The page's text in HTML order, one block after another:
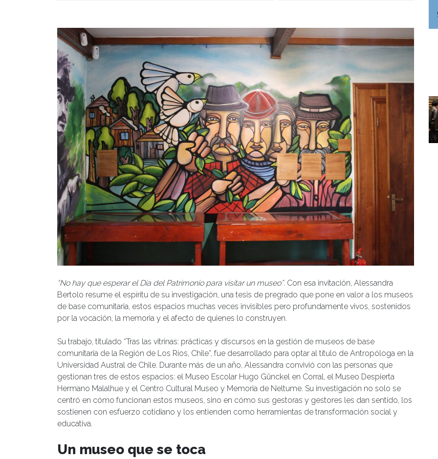
“No hay que esperar el Día del Patrimonio para visitar un museo”. Con esa invitación, Alessandra
Bertolo resume el espíritu de su investigación, una tesis de pregrado que pone en valor a los museos
de base comunitaria, estos espacios muchas veces invisibles pero profundamente vivos, sostenidos
por la vocación, la memoria y el afecto de quienes lo construyen.
Su trabajo, titulado “Tras las vitrinas: prácticas y discursos en la gestión de museos de base
comunitaria de la Región de Los Ríos, Chile”, fue desarrollado para optar al título de Antropóloga en la
Universidad Austral de Chile. Durante más de un año, Alessandra convivió con las personas que
gestionan tres de estos espacios: el Museo Escolar Hugo Günckel en Corral, el Museo Despierta
Hermano Malalhue y el Centro Cultural Museo y Memoria de Neltume. Su investigación no solo se
centró en cómo funcionan estos museos, sino en cómo sus gestoras y gestores les dan sentido, los
sostienen con esfuerzo cotidiano y los entienden como herramientas de transformación social y
educativa.
Un museo que se toca